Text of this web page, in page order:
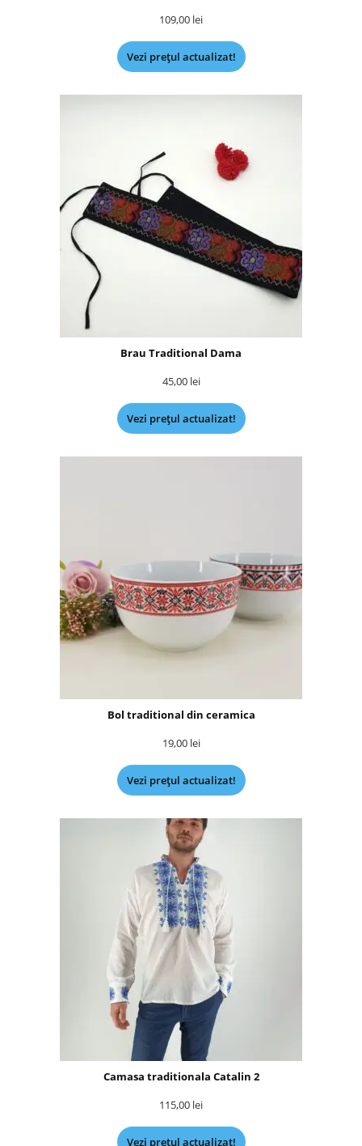
109,00 lei
Vezi prețul actualizat!
Brau Traditional Dama
45,00 lei
Vezi prețul actualizat!
Bol traditional din ceramica
19,00 lei
Vezi prețul actualizat!
Camasa traditionala Catalin 2
115,00 lei
Vezi prețul actualizat!